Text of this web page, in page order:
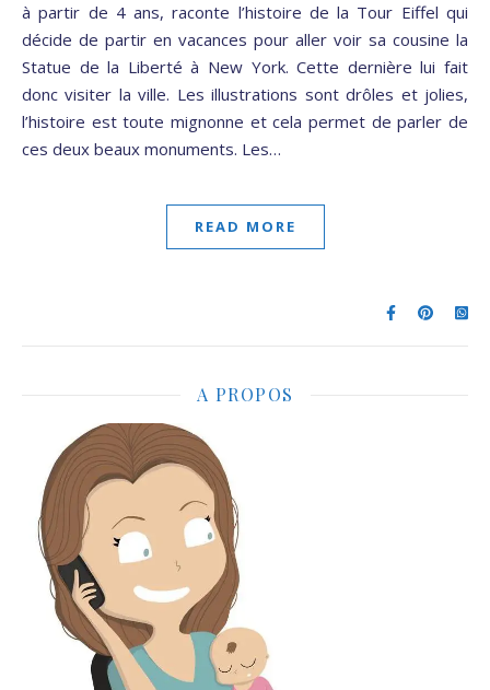
à partir de 4 ans, raconte l’histoire de la Tour Eiffel qui
décide de partir en vacances pour aller voir sa cousine la
Statue de la Liberté à New York. Cette dernière lui fait
donc visiter la ville. Les illustrations sont drôles et jolies,
l’histoire est toute mignonne et cela permet de parler de
ces deux beaux monuments. Les…
READ MORE
A PROPOS